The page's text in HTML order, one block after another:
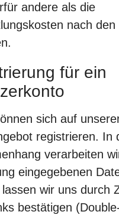
andere als die
nach den
für ein
sich auf
registrieren. In
verarbeiten
eingegebenen
wir uns durch
bestätigen